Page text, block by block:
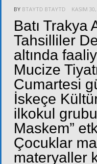
BY BTAYTD BTAYTD KASIM
Batı Trakya
Tahsilliler
altında
Mucize
Cumartesi
İskeçe
ilkokul
Maskem”
Çocuklar
materyaller